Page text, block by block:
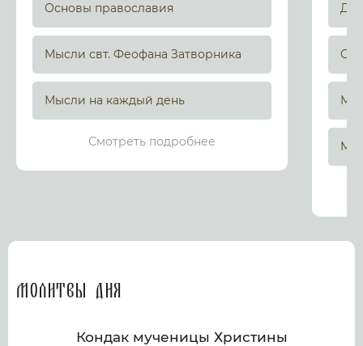
Основы православия
Мысли свт. Феофана Затворника
Мысли на каждый день
Смотреть подробнее
Молитвы дня
Кондак мученицы Христины